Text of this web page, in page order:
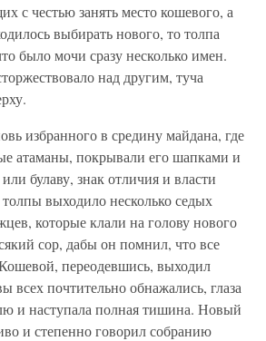
с честью занять место кошевого, а
выбирать нового, то толпа
было мочи сразу несколько имен.
над другим, туча
избранного в средину майдана, где
атаманы, покрывали его шапками и
булаву, знак отличия и власти
выходило несколько седых
которые клали на голову нового
сор, дабы он помнил, что все
переодевшись, выходил
всех почтительно обнажались, глаза
и наступала полная тишина. Новый
и степенно говорил собранию